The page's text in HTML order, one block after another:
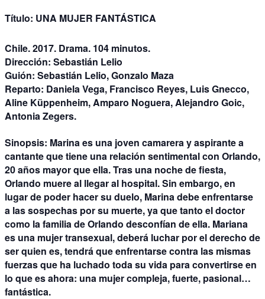
Título: UNA MUJER FANTÁSTICA
Chile. 2017. Drama. 104 minutos.
Dirección: Sebastián Lelio
Guión: Sebastián Lelio, Gonzalo Maza
Reparto: Daniela Vega, Francisco Reyes, Luis Gnecco,
Aline Küppenheim, Amparo Noguera, Alejandro Goic,
Antonia Zegers.
Sinopsis: Marina es una joven camarera y aspirante a
cantante que tiene una relación sentimental con Orlando,
20 años mayor que ella. Tras una noche de fiesta,
Orlando muere al llegar al hospital. Sin embargo, en
lugar de poder hacer su duelo, Marina debe enfrentarse
a las sospechas por su muerte, ya que tanto el doctor
como la familia de Orlando desconfían de ella. Mariana
es una mujer transexual, deberá luchar por el derecho de
ser quien es, tendrá que enfrentarse contra las mismas
fuerzas que ha luchado toda su vida para convertirse en
lo que es ahora: una mujer compleja, fuerte, pasional…
fantástica.